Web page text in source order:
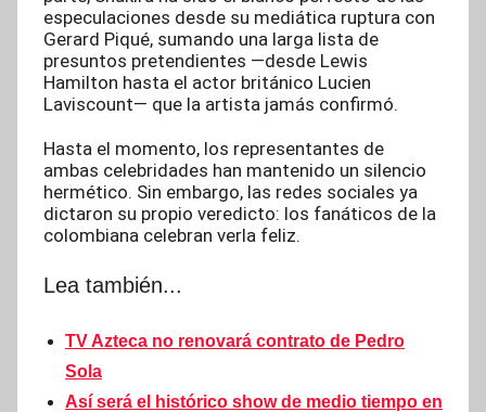
especulaciones desde su mediática ruptura con
Gerard Piqué, sumando una larga lista de
presuntos pretendientes —desde Lewis
Hamilton hasta el actor británico Lucien
Laviscount— que la artista jamás confirmó.
Hasta el momento, los representantes de
ambas celebridades han mantenido un silencio
hermético. Sin embargo, las redes sociales ya
dictaron su propio veredicto: los fanáticos de la
colombiana celebran verla feliz.
Lea también...
TV Azteca no renovará contrato de Pedro
Sola
Así será el histórico show de medio tiempo en